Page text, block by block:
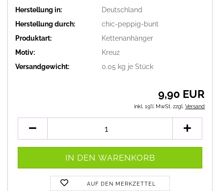
Herstellung in:
Deutschland
Herstellung durch:
chic-peppig-bunt
Produktart:
Kettenanhänger
Motiv:
Kreuz
Versandgewicht:
0.05 kg je Stück
9,90 EUR
inkl. 19% MwSt. zzgl. Versand
AUF DEN MERKZETTEL